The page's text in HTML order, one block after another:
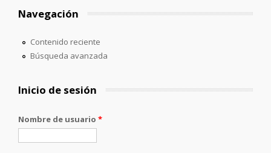
Navegación
Contenido reciente
Búsqueda avanzada
Inicio de sesión
Nombre de usuario *